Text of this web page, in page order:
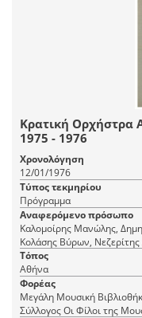
Κρατική Ορχήστρα
1975 - 1976
Χρονολόγηση
12/01/1976
Τύπος τεκμηρίου
Πρόγραμμα
Αναφερόμενο πρόσωπο
Καλομοίρης Μανώλης,
Κολάσης Βύρων,
Γιώργος, Θεοδωράκης Μίκης
Τόπος
Αθήνα
Φορέας
Μεγάλη Μουσική
Σύλλογος Οι Φίλοι της